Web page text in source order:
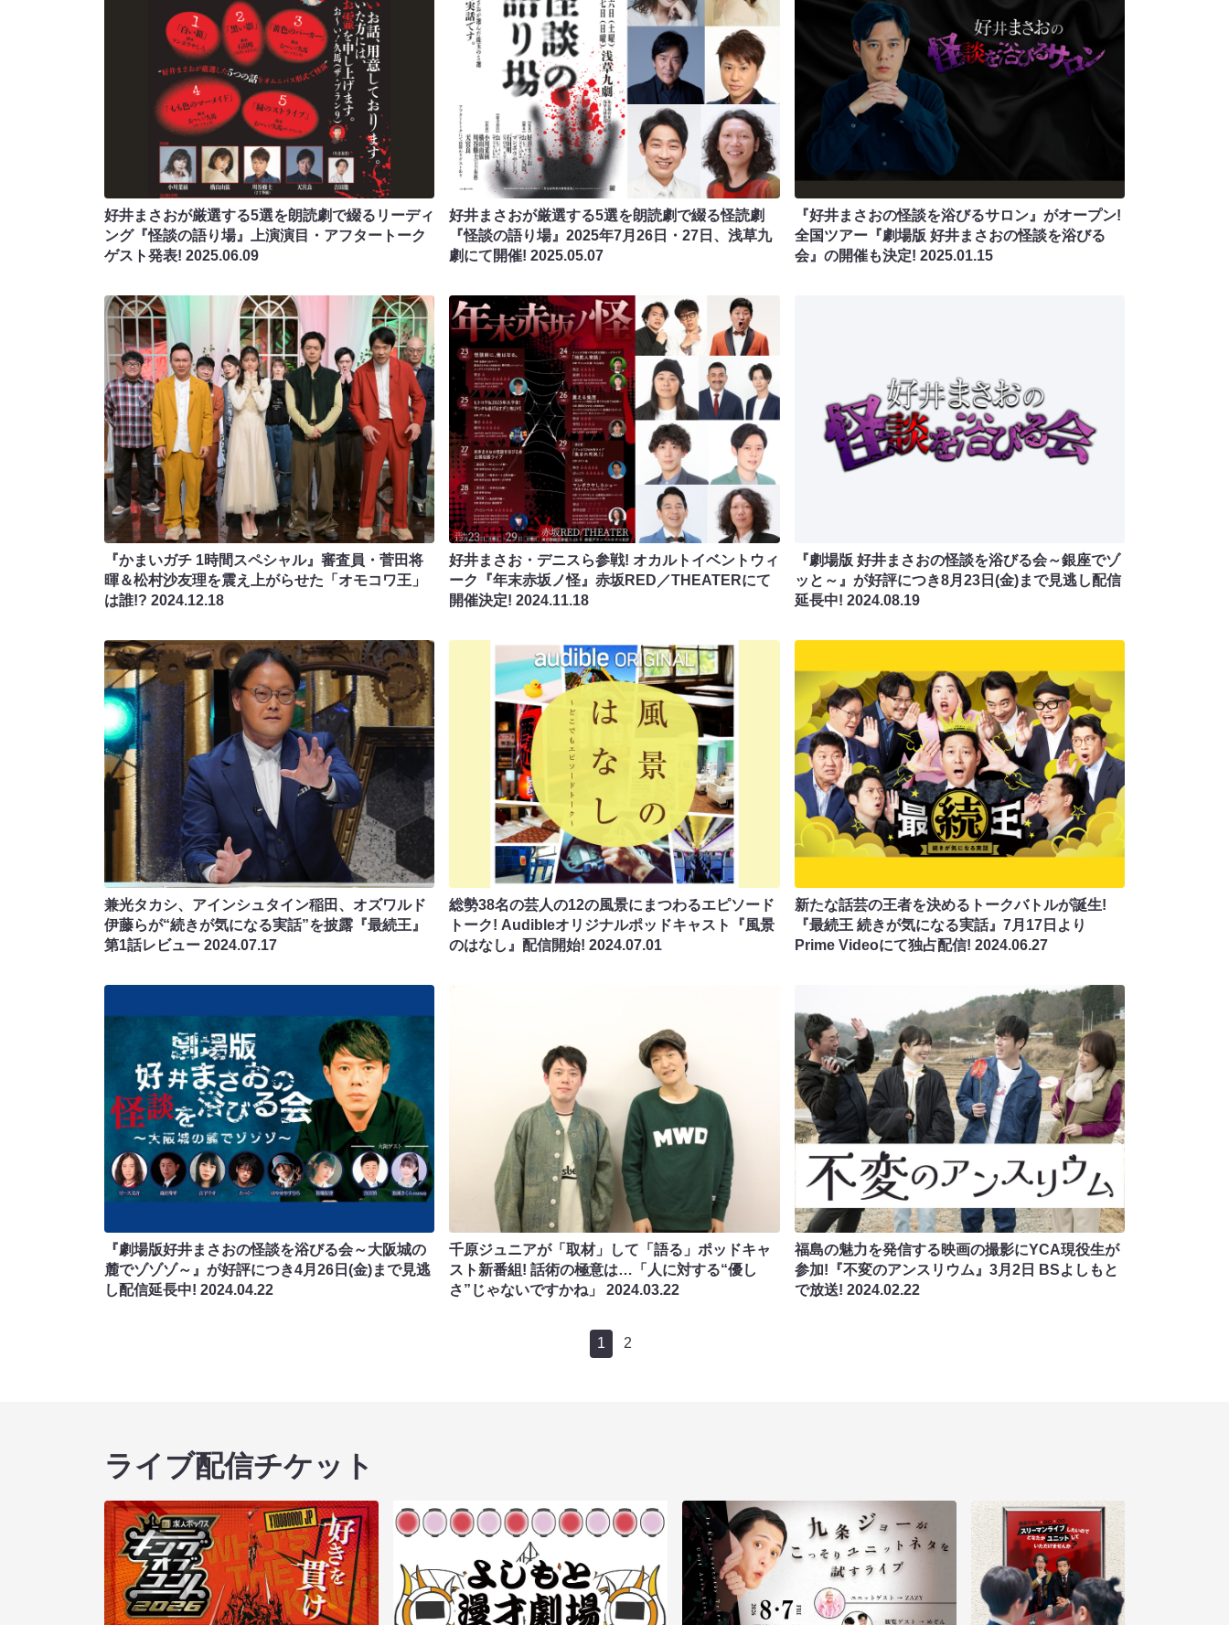
好井まさおが厳選する5選を朗読劇で綴るリーディ
ング『怪談の語り場』上演演目・アフタートーク
ゲスト発表! 2025.06.09
好井まさおが厳選する5選を朗読劇で綴る怪読劇
『怪談の語り場』2025年7月26日・27日、浅草九
劇にて開催!2025.05.07
『好井まさおの怪談を浴びるサロン』がオープン!
全国ツアー『劇場版 好井まさおの怪談を浴びる
会』の開催も決定! 2025.01.15
『かまいガチ 1時間スペシャル』審査員・菅田将
暉＆松村沙友理を震え上がらせた「オモコワ王」
は誰!? 2024.12.18
好井まさお・デニスら参戦! オカルトイベントウィ
ーク『年末赤坂ノ怪』赤坂RED／THEATERにて
開催決定!2024.11.18
『劇場版 好井まさおの怪談を浴びる会～銀座でゾ
ッと～』が好評につき8月23日(金)まで見逃し配信
延長中! 2024.08.19
兼光タカシ、アインシュタイン稲田、オズワルド
伊藤らが“続きが気になる実話”を披露『最続王』
第1話レビュー 2024.07.17
総勢38名の芸人の12の風景にまつわるエピソード
トーク! Audibleオリジナルポッドキャスト『風景
のはなし』配信開始!2024.07.01
新たな話芸の王者を決めるトークバトルが誕生!
『最続王 続きが気になる実話』7月17日より
Prime Videoにて独占配信! 2024.06.27
『劇場版好井まさおの怪談を浴びる会～大阪城の
麓でゾゾゾ～』が好評につき4月26日(金)まで見逃
し配信延長中! 2024.04.22
千原ジュニアが「取材」して「語る」ポッドキャ
スト新番組! 話術の極意は…「人に対する“優し
さ”じゃないですかね」2024.03.22
福島の魅力を発信する映画の撮影にYCA現役生が
参加!『不変のアンスリウム』3月2日 BSよしもと
で放送! 2024.02.22
1 2
ライブ配信チケット